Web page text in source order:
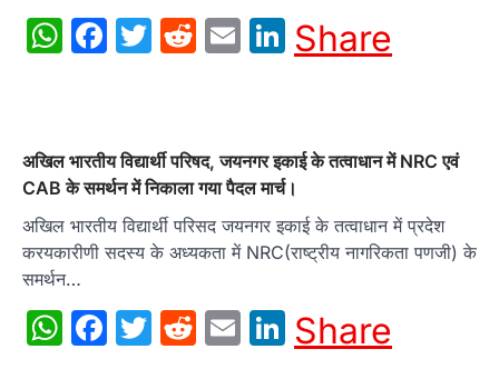
WhatsApp
Facebook
Twitter
Reddit
EmailLinkedIn
Share
अखिल भारतीय विद्यार्थी परिषद, जयनगर इकाई के तत्वाधान में NRC एवं
CAB के समर्थन में निकाला गया पैदल मार्च।
अखिल भारतीय विद्यार्थी परिसद जयनगर इकाई के तत्वाधान में प्रदेश
करयकारीणी सदस्य के अध्यकता में NRC(राष्ट्रीय नागरिकता पणजी) के
समर्थन…
WhatsApp
Facebook
Twitter
Reddit
EmailLinkedIn
Share